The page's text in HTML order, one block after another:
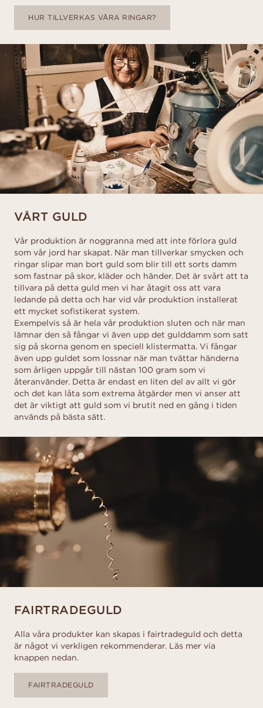
HUR TILLVERKAS VÅRA RINGAR?
VÅRT GULD
Vår produktion är noggranna med att inte förlora guld
som vår jord har skapat. När man tillverkar smycken och
ringar slipar man bort guld som blir till ett sorts damm
som fastnar på skor, kläder och händer. Det är svårt att ta
tillvara på detta guld men vi har åtagit oss att vara
ledande på detta och har vid vår produktion installerat
ett mycket sofistikerat system.
Exempelvis så är hela vår produktion sluten och när man
lämnar den så fångar vi även upp det gulddamm som satt
sig på skorna genom en speciell klistermatta. Vi fångar
även upp guldet som lossnar när man tvättar händerna
som årligen uppgår till nästan 100 gram som vi
återanvänder. Detta är endast en liten del av allt vi gör
och det kan låta som extrema åtgärder men vi anser att
det är viktigt att guld som vi brutit ned en gång i tiden
används på bästa sätt.
FAIRTRADEGULD
Alla våra produkter kan skapas i fairtradeguld och detta
är något vi verkligen rekommenderar. Läs mer via
knappen nedan.
FAIRTRADEGULD